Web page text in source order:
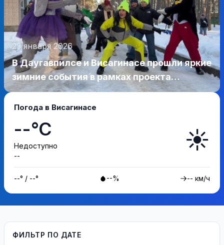
23 января 2026
В Даугавпилсе и Висагинасе прошли яркие
зимние события в рамках проекта
SnowPower (видео)
Погода в Висагинасе
--°C
Недоступно
--
☀️
--° / --° --% -- км/ч
ФИЛЬТР ПО ДАТЕ